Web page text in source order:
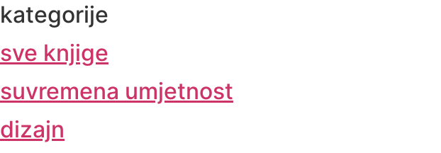
kategorije
sve knjige
suvremena umjetnost
dizajn